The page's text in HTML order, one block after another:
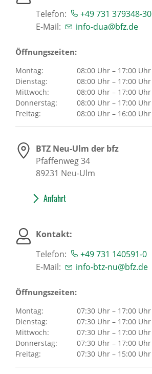
Öffnungszeiten:
Montag:
08:00 Uhr – 17:00 Uhr
Dienstag:
08:00 Uhr – 17:00 Uhr
Mittwoch:
08:00 Uhr – 17:00 Uhr
Donnerstag:
08:00 Uhr – 17:00 Uhr
Freitag:
08:00 Uhr – 16:00 Uhr
Telefon:
+49 731 379348-30
E-Mail:
info-dua@bfz.de
BTZ Neu-Ulm der bfz
Pfaffenweg 34
89231 Neu-Ulm
Anfahrt
Öffnungszeiten:
Montag:
07:30 Uhr – 17:00 Uhr
Dienstag:
07:30 Uhr – 17:00 Uhr
Mittwoch:
07:30 Uhr – 17:00 Uhr
Donnerstag:
07:30 Uhr – 17:00 Uhr
Freitag:
07:30 Uhr – 15:00 Uhr
Kontakt:
Telefon:
+49 731 140591-0
E-Mail:
info-btz-nu@bfz.de